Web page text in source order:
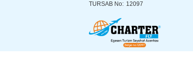
TURSAB No: 12097